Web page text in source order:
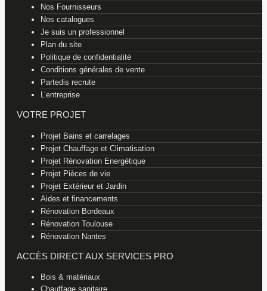
Nos Fournisseurs
Nos catalogues
Je suis un professionnel
Plan du site
Politique de confidentialité
Conditions générales de vente
Partedis recrute
L’entreprise
VOTRE PROJET
Projet Bains et carrelages
Projet Chauffage et Climatisation
Projet Rénovation Energétique
Projet Pièces de vie
Projet Extérieur et Jardin
Aides et financements
Rénovation Bordeaux
Rénovation Toulouse
Rénovation Nantes
ACCÈS DIRECT AUX SERVICES PRO
Bois & matériaux
Chauffage sanitaire